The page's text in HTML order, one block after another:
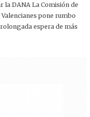
la DANA La Comisión de
pone rumbo
espera de más